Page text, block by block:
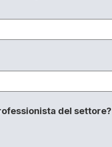
del settore?